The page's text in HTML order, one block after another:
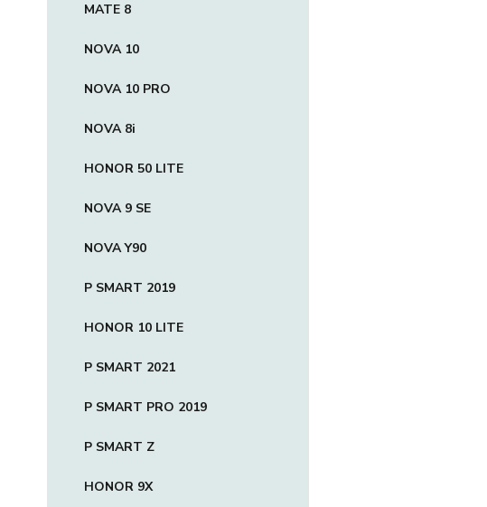
MATE 8
NOVA 10
NOVA 10 PRO
NOVA 8i
HONOR 50 LITE
NOVA 9 SE
NOVA Y90
P SMART 2019
HONOR 10 LITE
P SMART 2021
P SMART PRO 2019
P SMART Z
HONOR 9X